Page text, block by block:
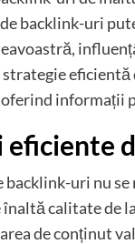
backlink-uri
eficientă
oferind informații
eficiente
uri nu
calitate de
de conținut